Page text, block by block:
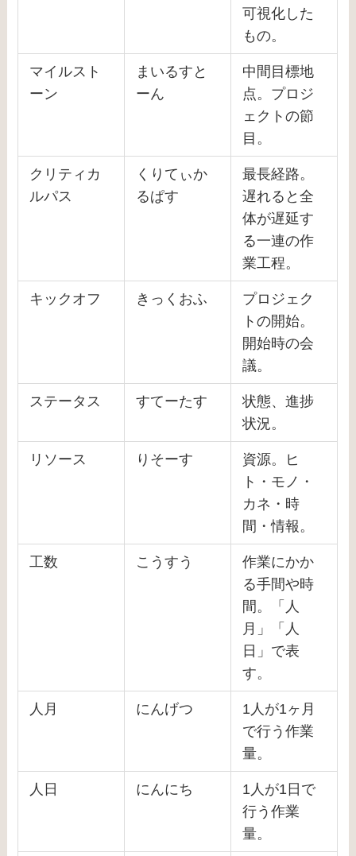
可視化した
もの。
マイルスト
ーン
まいるすと
ーん
中間目標地
点。プロジ
ェクトの節
目。
クリティカ
ルパス
くりてぃか
るぱす
最長経路。
遅れると全
体が遅延す
る一連の作
業工程。
キックオフ きっくおふ
プロジェク
トの開始。
開始時の会
議。
ステータス すてーたす
状態、進捗
状況。
リソース りそーす
資源。ヒ
ト・モノ・
カネ・時
間・情報。
工数 こうすう
作業にかか
る手間や時
間。「人
月」「人
日」で表
す。
人月 にんげつ
1人が1ヶ月
で行う作業
量。
人日 にんにち
1人が1日で
行う作業
量。